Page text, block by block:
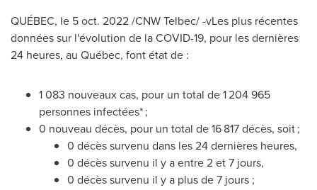
QUÉBEC, le 5 oct. 2022/CNW Telbec/ -vLes plus récentes
données sur l'évolution de la COVID-19, pour les dernières
24 heures, au Québec, font état de :
1 083 nouveaux cas, pour un total de 1 204 965
personnes infectées* ;
0 nouveau décès, pour un total de 16 817 décès, soit ;
0 décès survenu dans les 24 dernières heures,
0 décès survenu il y a entre 2 et 7 jours,
0 décès survenu il y a plus de 7 jours ;